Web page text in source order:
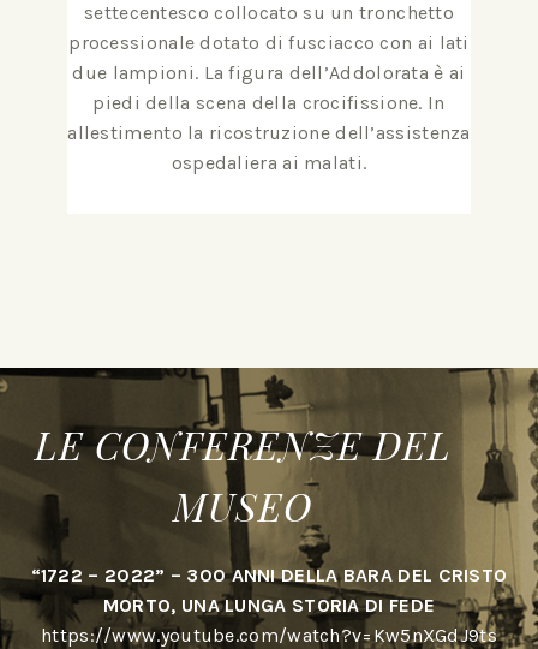
settecentesco collocato su un tronchetto
processionale dotato di fusciacco con ai lati
due lampioni. La figura dell’Addolorata è ai
piedi della scena della crocifissione. In
allestimento la ricostruzione dell’assistenza
ospedaliera ai malati.
LE CONFERENZE DEL
MUSEO
“1722 – 2022” – 300 ANNI DELLA BARA DEL CRISTO
MORTO, UNA LUNGA STORIA DI FEDE
https://www.youtube.com/watch?v=Kw5nXGdJ9ts